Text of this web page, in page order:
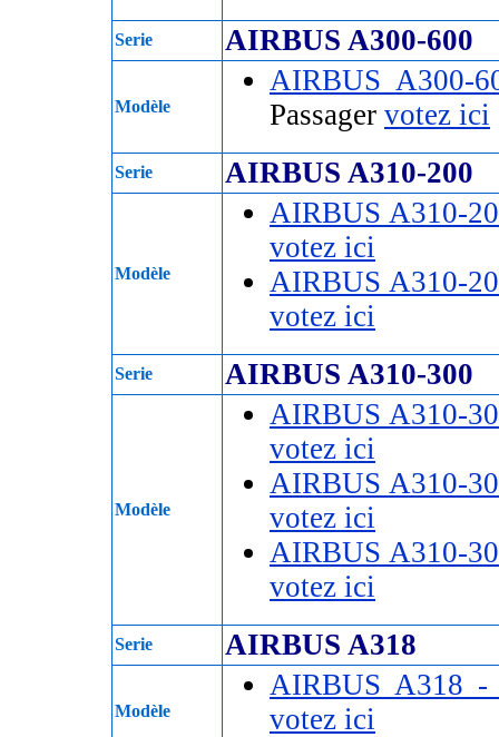
Serie AIRBUS A300-600
Modèle
AIRBUS A300-
Passager votez ici
Serie AIRBUS A310-200
Modèle
AIRBUS A310-
votez ici
AIRBUS A310-
votez ici
Serie AIRBUS A310-300
Modèle
AIRBUS A310-
votez ici
AIRBUS A310-
votez ici
AIRBUS A310-
votez ici
Serie AIRBUS A318
Modèle
AIRBUS A318
votez ici